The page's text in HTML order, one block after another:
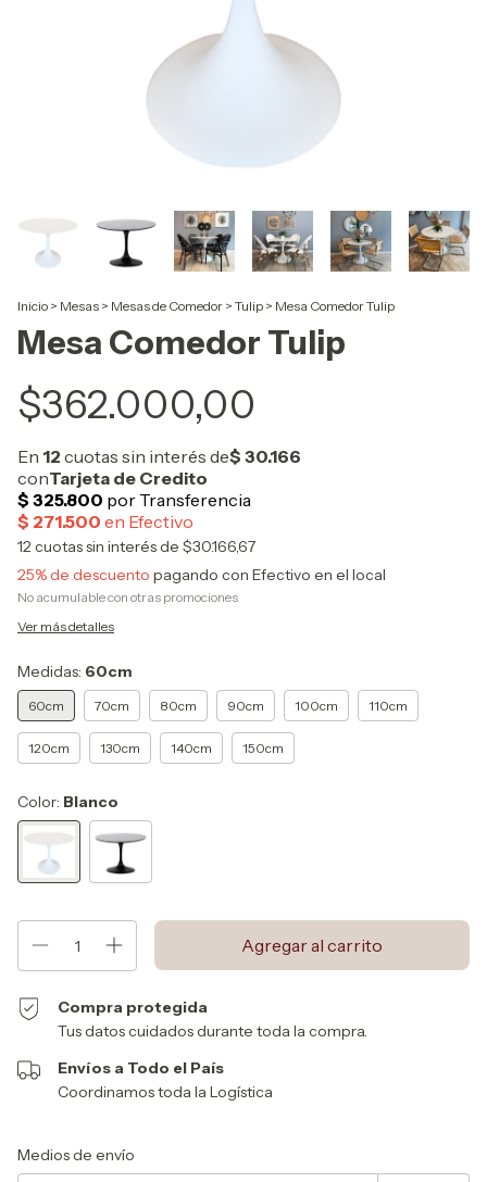
Inicio > Mesas > Mesas de Comedor > Tulip > Mesa Comedor Tulip
Mesa Comedor Tulip
$362.000,00
12cuotas sin interés de $30.166,67
25% de descuento pagando con Efectivo en el local
No acumulable con otras promociones
Ver más detalles
Medidas: 60cm
60cm 70cm 80cm 90cm 100cm 110cm
120cm 130cm 140cm 150cm
Color: Blanco
Compra protegida
Tus datos cuidados durante toda la compra.
Envíos a Todo el País
Coordinamos toda la Logística
Entregas para el CP:
Medios de envío